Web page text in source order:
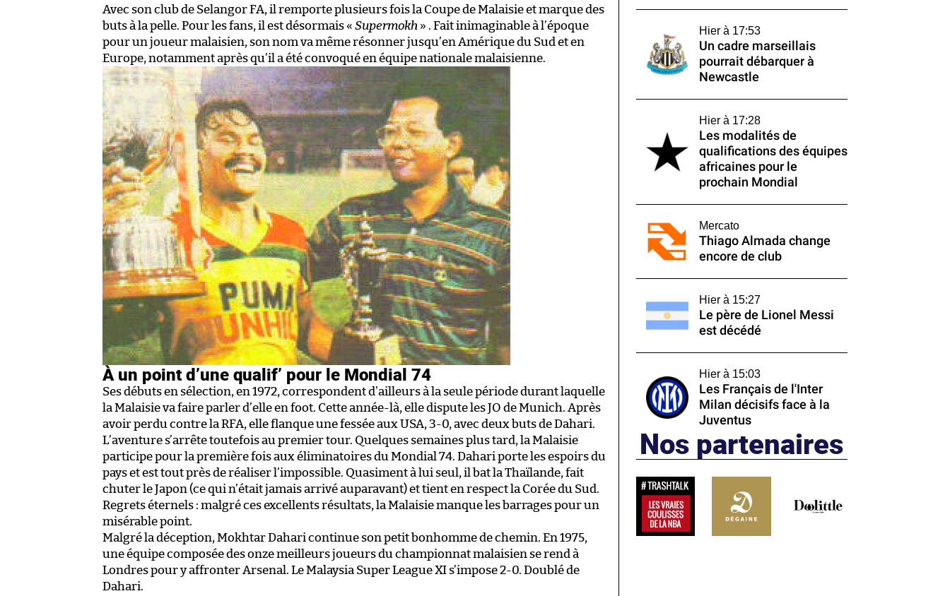
Avec son club de Selangor FA, il remporte plusieurs fois la Coupe de Malaisie et marque des
buts à la pelle. Pour les fans, il est désormais « Supermokh » . Fait inimaginable à l’époque
pour un joueur malaisien, son nom va même résonner jusqu’en Amérique du Sud et en
Europe, notamment après qu’il a été convoqué en équipe nationale malaisienne.
À un point d’une qualif’ pour le Mondial 74
Ses débuts en sélection, en 1972, correspondent d’ailleurs à la seule période durant laquelle
la Malaisie va faire parler d’elle en foot. Cette année-là, elle dispute les JO de Munich. Après
avoir perdu contre la RFA, elle flanque une fessée aux USA, 3-0, avec deux buts de Dahari.
L’aventure s’arrête toutefois au premier tour. Quelques semaines plus tard, la Malaisie
participe pour la première fois aux éliminatoires du Mondial 74. Dahari porte les espoirs du
pays et est tout près de réaliser l’impossible. Quasiment à lui seul, il bat la Thaïlande, fait
chuter le Japon (ce qui n’était jamais arrivé auparavant) et tient en respect la Corée du Sud.
Regrets éternels : malgré ces excellents résultats, la Malaisie manque les barrages pour un
misérable point.
Malgré la déception, Mokhtar Dahari continue son petit bonhomme de chemin. En 1975,
une équipe composée des onze meilleurs joueurs du championnat malaisien se rend à
Londres pour y affronter Arsenal. Le Malaysia Super League XI s’impose 2-0. Doublé de
Dahari.
Hier à 17:53
Un cadre marseillais
pourrait débarquer à
Newcastle
Hier à 17:28
Les modalités de
qualifications des équipes
africaines pour le
prochain Mondial
Mercato
Thiago Almada change
encore de club
Hier à 15:27
Le père de Lionel Messi
est décédé
Hier à 15:03
Les Français de l'Inter
Milan décisifs face à la
Juventus
Nos partenaires